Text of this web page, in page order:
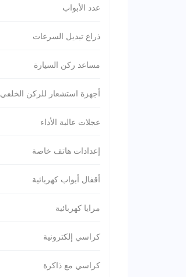
عدد الأبواب
ذراع تبديل السرعات
مساعد ركن السيارة
أجهزة استشعار للركن الخلفي
عجلات عالية الأداء
إعدادات هاتف خاصة
أقفال أبواب كهربائية
مرايا كهربائية
كراسي إلكترونية
كراسي مع ذاكرة